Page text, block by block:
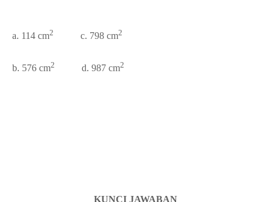
a. 114 cm2 c. 798 cm2
b. 576 cm2 d. 987 cm2
KUNCI JAWABAN